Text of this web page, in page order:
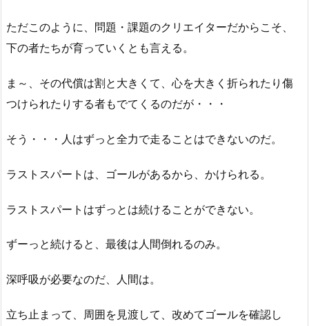
ただこのように、問題・課題のクリエイターだからこそ、
下の者たちが育っていくとも言える。
ま～、その代償は割と大きくて、心を大きく折られたり傷
つけられたりする者もでてくるのだが・・・
そう・・・人はずっと全力で走ることはできないのだ。
ラストスパートは、ゴールがあるから、かけられる。
ラストスパートはずっとは続けることができない。
ずーっと続けると、最後は人間倒れるのみ。
深呼吸が必要なのだ、人間は。
立ち止まって、周囲を見渡して、改めてゴールを確認し